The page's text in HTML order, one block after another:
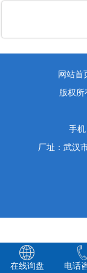
网站首
版权所
手机
厂址：武汉
在线询盘 电话